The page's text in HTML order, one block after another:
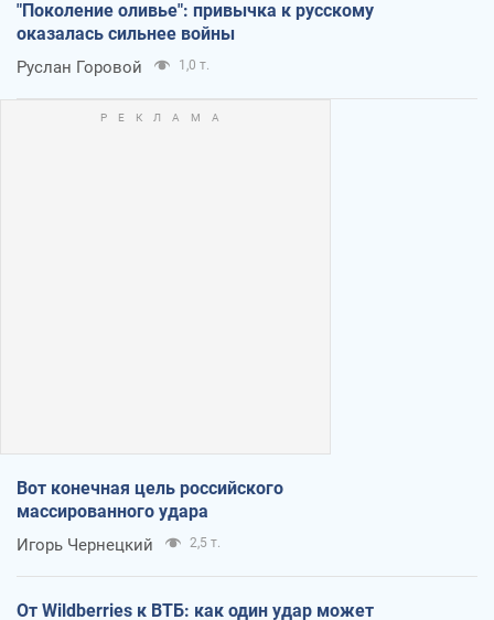
"Поколение оливье": привычка к русскому
оказалась сильнее войны
Руслан Горовой 1,0 т.
Вот конечная цель российского
массированного удара
Игорь Чернецкий 2,5 т.
От Wildberries к ВТБ: как один удар может